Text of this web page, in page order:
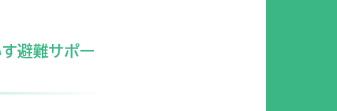
避難サポー